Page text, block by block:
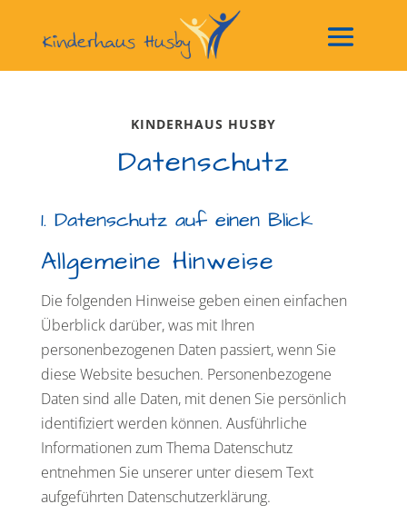
KINDERHAUS HUSBY
Datenschutz
1. Datenschutz auf einen Blick
Allgemeine Hinweise
Die folgenden Hinweise geben einen einfachen
Überblick darüber, was mit Ihren
personenbezogenen Daten passiert, wenn Sie
diese Website besuchen. Personenbezogene
Daten sind alle Daten, mit denen Sie persönlich
identifiziert werden können. Ausführliche
Informationen zum Thema Datenschutz
entnehmen Sie unserer unter diesem Text
aufgeführten Datenschutzerklärung.